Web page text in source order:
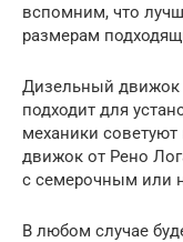
вспомним, что
размерам
Дизельный движок
подходит для
механики
движок от Рено
с семерочным или
В любом случае